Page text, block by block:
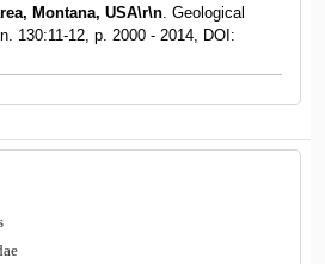
Montana, USA\r\n. Geological
130:11-12, p. 2000 - 2014, DOI: